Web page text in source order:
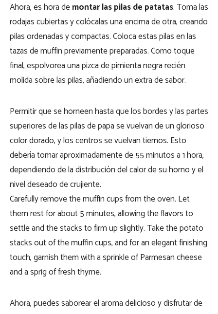
Ahora, es hora demontar las pilas de patatas. Toma las
rodajas cubiertas y colócalas una encima de otra, creando
pilas ordenadas y compactas. Coloca estas pilas en las
tazas de muffin previamente preparadas. Como toque
final, espolvorea una pizca de pimienta negra recién
molida sobre las pilas, añadiendo un extra de sabor.
Permitir que se horneen hasta que los bordes y las partes
superiores de las pilas de papa se vuelvan de un glorioso
color dorado, y los centros se vuelvan tiernos. Esto
debería tomar aproximadamente de 55 minutos a 1 hora,
dependiendo de la distribución del calor de su horno y el
nivel deseado de crujiente.
Carefully remove the muffin cups from the oven. Let
them rest for about 5 minutes, allowing the flavors to
settle and the stacks to firm up slightly. Take the potato
stacks out of the muffin cups, and for an elegant finishing
touch, garnish them with a sprinkle of Parmesan cheese
and a sprig of fresh thyme.
Ahora, puedes saborear el aroma delicioso y disfrutar de